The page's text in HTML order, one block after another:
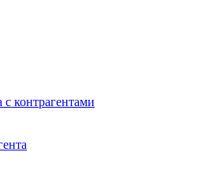
контрагентами